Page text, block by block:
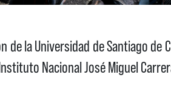
la Universidad de Santiago de
Nacional José Miguel